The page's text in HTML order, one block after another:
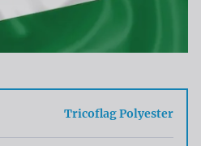
Tricoflag Polyester